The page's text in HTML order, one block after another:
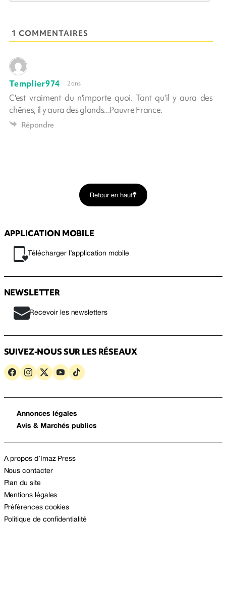
1 COMMENTAIRES
Templier974 2 ans
C'est vraiment du n'importe quoi. Tant qu'il y aura des
chênes, il y aura des glands...Pauvre France.
Répondre
Retour en haut
APPLICATION MOBILE
Télécharger l’application mobile
NEWSLETTER
Recevoir les newsletters
SUIVEZ-NOUS SUR LES RÉSEAUX
Annonces légales
Avis & Marchés publics
A propos d’Imaz Press
Nous contacter
Plan du site
Mentions légales
Préférences cookies
Politique de confidentialité